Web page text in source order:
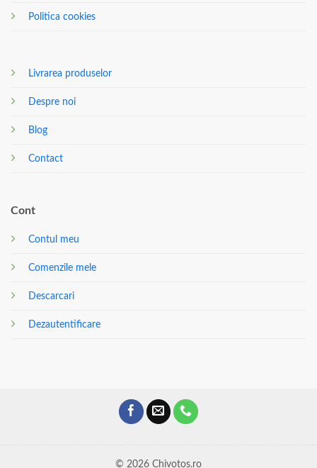
Politica cookies
Livrarea produselor
Despre noi
Blog
Contact
Cont
Contul meu
Comenzile mele
Descarcari
Dezautentificare
© 2026 Chivotos.ro